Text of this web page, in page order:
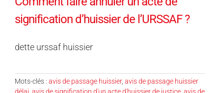
signification d’huissier de l’URSSAF ?
dette urssaf huissier
Mots-clés : avis de passage huissier, avis de passage huissier